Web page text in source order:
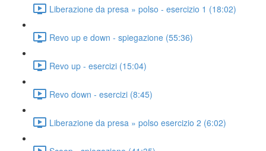
Liberazione da presa » polso - esercizio 1 (18:02)
Revo up e down - spiegazione (55:36)
Revo up - esercizi (15:04)
Revo down - esercizi (8:45)
Liberazione da presa » polso esercizio 2 (6:02)